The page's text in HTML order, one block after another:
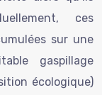
ces
sur une
gaspillage
écologique)